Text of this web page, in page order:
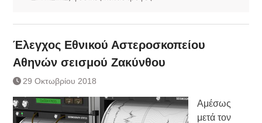
Έλεγχος Εθνικού Αστεροσκοπείου
Αθηνών σεισμού Ζακύνθου
29 Οκτωβρίου 2018
Αμέσως
μετά τον